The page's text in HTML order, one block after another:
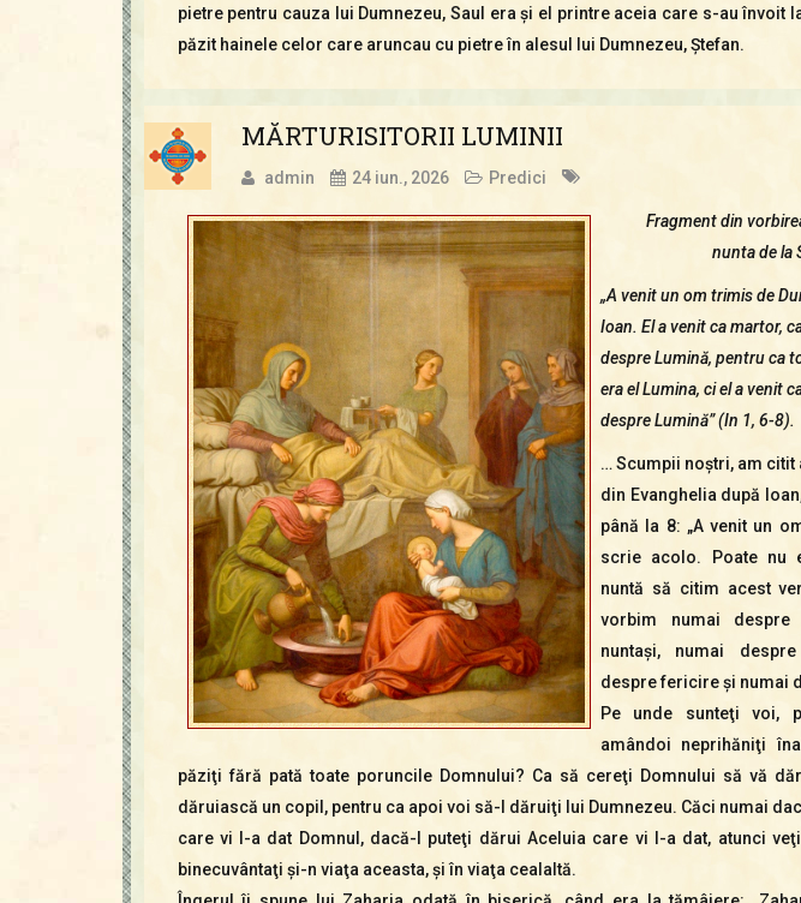
pietre pentru cauza lui Dumnezeu, Saul era şi el printre aceia care s-au învoit
păzit hainele celor care aruncau cu pietre în alesul lui Dumnezeu, Ştefan.
MĂRTURISITORII LUMINII
admin 24 iun., 2026 Predici
Fragment din
nunta de la
„A venit un om trimis de
Ioan. El a venit ca martor,
despre Lumină, pentru ca
era el Lumina, ci el a venit
despre Lumină” (In 1, 6-8).
… Scumpii noştri, am citit
din Evanghelia după
până la 8: „A venit un
scrie acolo. Poate nu
nuntă să citim acest
vorbim numai despre
nuntaşi, numai
despre fericire şi numai
Pe unde sunteţi voi,
amândoi neprihăniţi
păziţi fără pată toate poruncile Domnului? Ca să cereţi Domnului să vă
dăruiască un copil, pentru ca apoi voi să-l dăruiţi lui Dumnezeu. Căci numai
care vi l-a dat Domnul, dacă-l puteţi dărui Aceluia care vi l-a dat, atunci
binecuvântaţi şi-n viaţa aceasta, şi în viaţa cealaltă.